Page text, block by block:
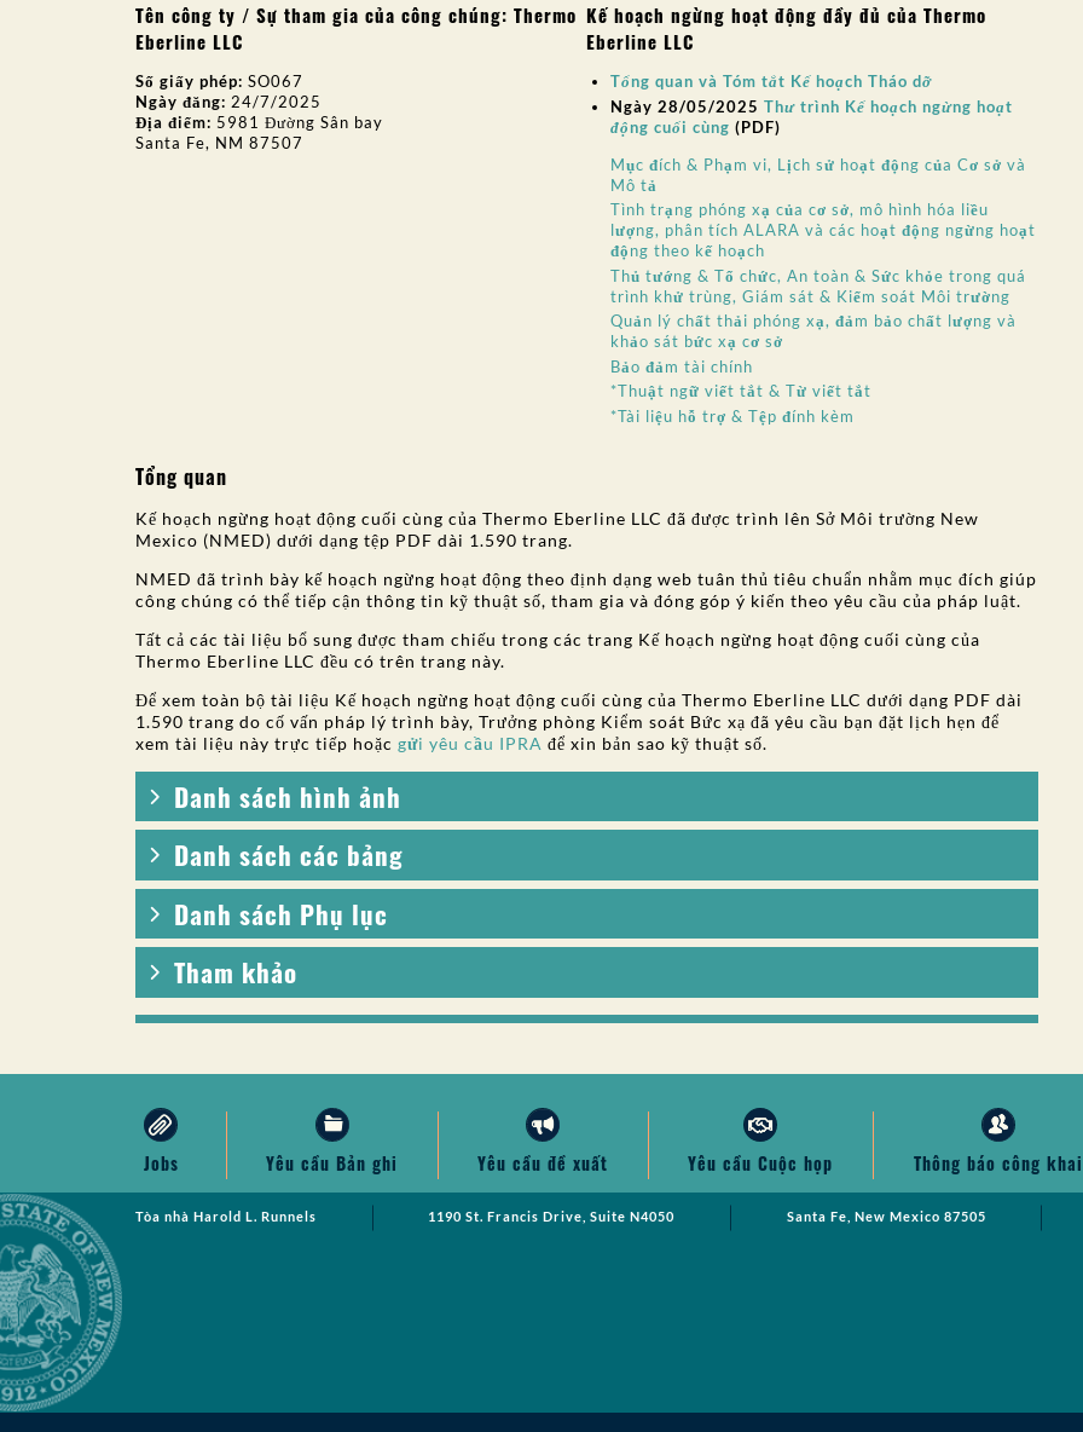
Tên công ty / Sự tham gia của công chúng: Thermo
Eberline LLC
Số giấy phép: SO067
Ngày đăng: 24/7/2025
Địa điểm: 5981 Đường Sân bay
Santa Fe, NM 87507
Kế hoạch ngừng hoạt động đầy đủ của Thermo
Eberline LLC
Tổng quan và Tóm tắt Kế hoạch Tháo dỡ
Ngày 28/05/2025 Thư trình Kế hoạch ngừng hoạt
động cuối cùng (PDF)
Mục đích & Phạm vi, Lịch sử hoạt động của Cơ sở và
Mô tả
Tình trạng phóng xạ của cơ sở, mô hình hóa liều
lượng, phân tích ALARA và các hoạt động ngừng hoạt
động theo kế hoạch
Thủ tướng & Tổ chức, An toàn & Sức khỏe trong quá
trình khử trùng, Giám sát & Kiểm soát Môi trường
Quản lý chất thải phóng xạ, đảm bảo chất lượng và
khảo sát bức xạ cơ sở
Bảo đảm tài chính
*Thuật ngữ viết tắt & Từ viết tắt
*Tài liệu hỗ trợ & Tệp đính kèm
Tổng quan
Kế hoạch ngừng hoạt động cuối cùng của Thermo Eberline LLC đã được trình lên Sở Môi trường New
Mexico (NMED) dưới dạng tệp PDF dài 1.590 trang.
NMED đã trình bày kế hoạch ngừng hoạt động theo định dạng web tuân thủ tiêu chuẩn nhằm mục đích giúp
công chúng có thể tiếp cận thông tin kỹ thuật số, tham gia và đóng góp ý kiến theo yêu cầu của pháp luật.
Tất cả các tài liệu bổ sung được tham chiếu trong các trang Kế hoạch ngừng hoạt động cuối cùng của
Thermo Eberline LLC đều có trên trang này.
Để xem toàn bộ tài liệu Kế hoạch ngừng hoạt động cuối cùng của Thermo Eberline LLC dưới dạng PDF dài
1.590 trang do cố vấn pháp lý trình bày, Trưởng phòng Kiểm soát Bức xạ đã yêu cầu bạn đặt lịch hẹn để
xem tài liệu này trực tiếp hoặc gửi yêu cầu IPRA để xin bản sao kỹ thuật số.
Danh sách hình ảnh
Danh sách các bảng
Danh sách Phụ lục
Tham khảo
Jobs Yêu cầu Bản ghi Yêu cầu đề xuất Yêu cầu Cuộc họp Thông báo công khai
Tòa nhà Harold L. Runnels 1190 St. Francis Drive, Suite N4050 Santa Fe, New Mexico 87505